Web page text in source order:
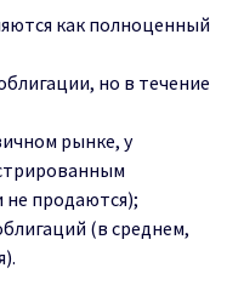
как полноценный
но в течение
рынке, у
продаются);
(в среднем,